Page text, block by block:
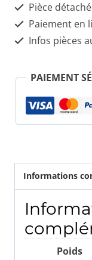
ABS
AVANT
prise
Pièce
Paiement en
Infos pièces
PAIEMENT
Informations
Poids